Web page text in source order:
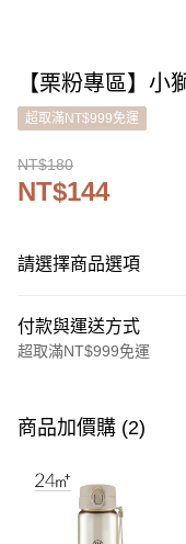
【栗粉專區】小
超取滿NT$999免運
NT$180
NT$144
請選擇商品選項
付款與運送方式
超取滿NT$999免運
信用卡一次付款
Apple Pay
商品加價購 (2)